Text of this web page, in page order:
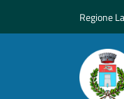
Regione